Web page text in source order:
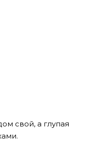
свой, а глупая